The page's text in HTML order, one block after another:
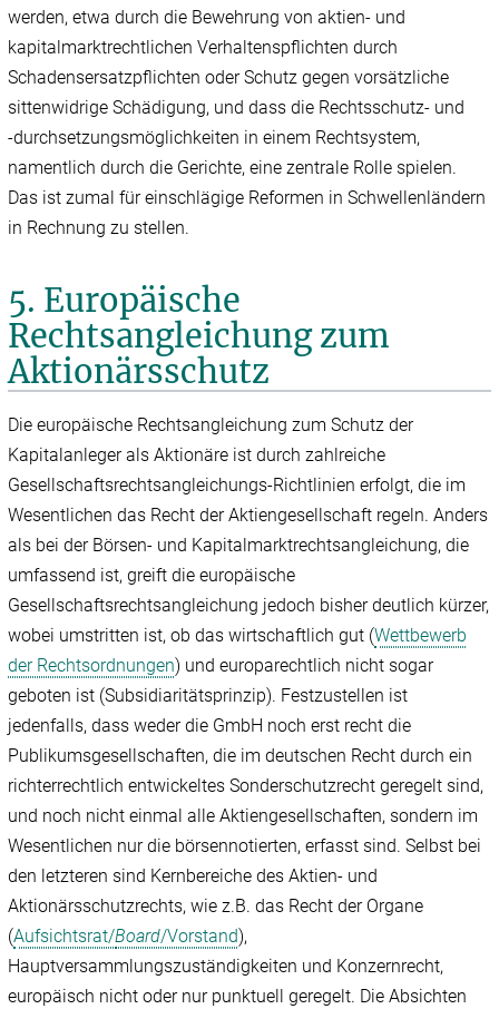
werden, etwa durch die Bewehrung von aktien- und
kapitalmarktrechtlichen Verhaltenspflichten durch
Schadensersatzpflichten oder Schutz gegen vorsätzliche
sittenwidrige Schädigung, und dass die Rechtsschutz- und
‑durchsetzungsmöglichkeiten in einem Rechtsystem,
namentlich durch die Gerichte, eine zentrale Rolle spielen.
Das ist zumal für einschlägige Reformen in Schwellenländern
in Rechnung zu stellen.
5. Europäische
Rechtsangleichung zum
Aktionärsschutz
Die europäische Rechtsangleichung zum Schutz der
Kapitalanleger als Aktionäre ist durch zahlreiche
Gesellschaftsrechtsangleichungs-Richtlinien erfolgt, die im
Wesentlichen das Recht der Aktiengesellschaft regeln. Anders
als bei der Börsen- und Kapitalmarktrechtsangleichung, die
umfassend ist, greift die europäische
Gesellschaftsrechtsangleichung jedoch bisher deutlich kürzer,
wobei umstritten ist, ob das wirtschaftlich gut (Wettbewerb
der Rechtsordnungen) und europarechtlich nicht sogar
geboten ist (Subsidiaritätsprinzip). Festzustellen ist
jedenfalls, dass weder die GmbH noch erst recht die
Publikumsgesellschaften, die im deutschen Recht durch ein
richterrechtlich entwickeltes Sonderschutzrecht geregelt sind,
und noch nicht einmal alle Aktiengesellschaften, sondern im
Wesentlichen nur die börsennotierten, erfasst sind. Selbst bei
den letzteren sind Kernbereiche des Aktien- und
Aktionärsschutzrechts, wie z.B. das Recht der Organe
(Aufsichtsrat/Board/Vorstand),
Hauptversammlungszuständigkeiten und Konzernrecht,
europäisch nicht oder nur punktuell geregelt. Die Absichten